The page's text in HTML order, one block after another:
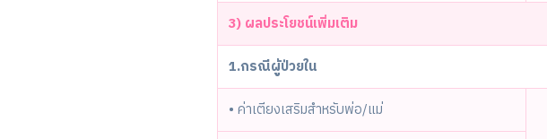
3) ผลประโยชน์เพิ่มเติม
1.กรณีผู้ป่วยใน
• ค่าเตียงเสริมสำหรับพ่อ/แม่